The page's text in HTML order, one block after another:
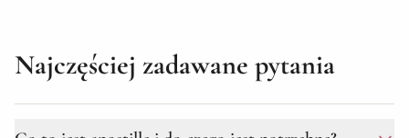
Najczęściej zadawane pytania